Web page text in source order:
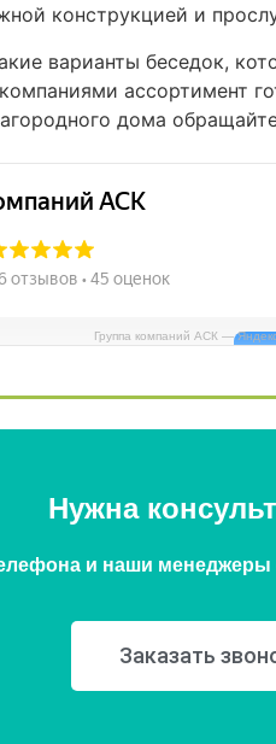
конструкцией и
варианты беседок,
ассортимент
дома
Группа компаний АСК —
Нужна
и наши
Заказать